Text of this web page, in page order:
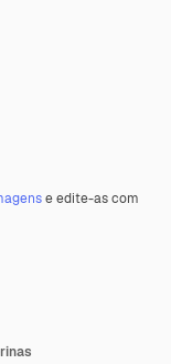
e edite-as com